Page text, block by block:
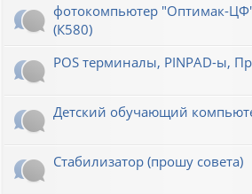
фотокомпьютер "Оптимак-
(К580)
POS терминалы, PINPAD-ы,
Детский обучающий
Стабилизатор (прошу совета)